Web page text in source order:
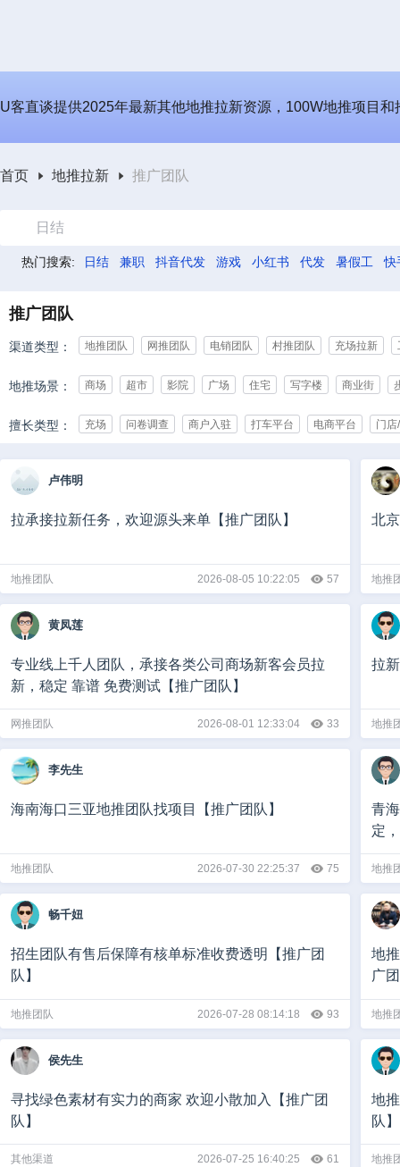
U客直谈提供2025年最新其他地推拉新资源，100W地推项目
首页 地推拉新 推广团队
日结
热门搜索: 日结 兼职 抖音代发 游戏 小红书 代发 暑假工 快
推广团队
渠道类型： 地推团队 网推团队 电销团队 村推团队 充场拉新
地推场景： 商场 超市 影院 广场 住宅 写字楼 商业街
擅长类型： 充场 问卷调查 商户入驻 打车平台 电商平台 门店
承接行业： IT/互联网 游戏 影视/动漫 亲子/母婴 教育/培训
化
能
团队规模： 0-10人 10-50人 50-500人 500-1000人 1000人以上
卢伟明
拉承接拉新任务，欢迎源头来单【推广团队】
地推团队 2026-08-05 10:22:05 57
北
地推
黄凤莲
专业线上千人团队，承接各类公司商场新客会员拉
新，稳定 靠谱 免费测试【推广团队】
网推团队 2026-08-01 12:33:04 33
拉
地推
李先生
海南海口三亚地推团队找项目【推广团队】
地推团队 2026-07-30 22:25:37 75
青
定
地推
畅千妞
招生团队有售后保障有核单标准收费透明【推广团
队】
地推团队 2026-07-28 08:14:18 93
地
广
地推
侯先生
寻找绿色素材有实力的商家 欢迎小散加入【推广团
队】
其他渠道 2026-07-25 16:40:25 61
地
队】
地推